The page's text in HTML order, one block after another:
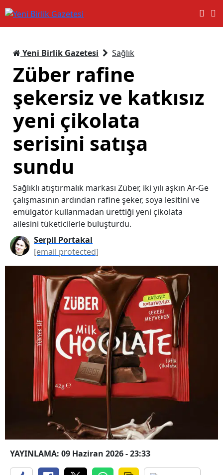
Yeni Birlik Gazetesi Sağlık
Züber rafine
şekersiz ve katkısız
yeni çikolata
serisini satışa
sundu
Sağlıklı atıştırmalık markası Züber, iki yılı aşkın Ar-Ge
çalışmasının ardından rafine şeker, soya lesitini ve
emülgatör kullanmadan ürettiği yeni çikolata
ailesini tüketicilerle buluşturdu.
Serpil Portakal
[email protected]
YAYINLAMA: 09 Haziran 2026 - 23:33